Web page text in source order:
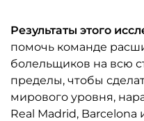
Результаты этого
помочь команде
болельщиков на всю
пределы, чтобы
мирового уровня,
Real Madrid, Barcelona